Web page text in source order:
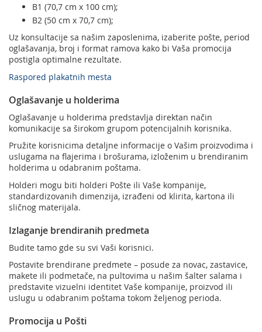
B1 (70,7 cm x 100 cm);
B2 (50 cm x 70,7 cm);
Uz konsultacije sa našim zaposlenima, izaberite pošte, period
oglašavanja, broj i format ramova kako bi Vaša promocija
postigla optimalne rezultate.
Raspored plakatnih mesta
Oglašavanje u holderima
Oglašavanje u holderima predstavlja direktan način
komunikacije sa širokom grupom potencijalnih korisnika.
Pružite korisnicima detaljne informacije o Vašim proizvodima i
uslugama na flajerima i brošurama, izloženim u brendiranim
holderima u odabranim poštama.
Holderi mogu biti holderi Pošte ili Vaše kompanije,
standardizovanih dimenzija, izrađeni od klirita, kartona ili
sličnog materijala.
Izlaganje brendiranih predmeta
Budite tamo gde su svi Vaši korisnici.
Postavite brendirane predmete – posude za novac, zastavice,
makete ili podmetače, na pultovima u našim šalter salama i
predstavite vizuelni identitet Vaše kompanije, proizvod ili
uslugu u odabranim poštama tokom željenog perioda.
Promocija u Pošti